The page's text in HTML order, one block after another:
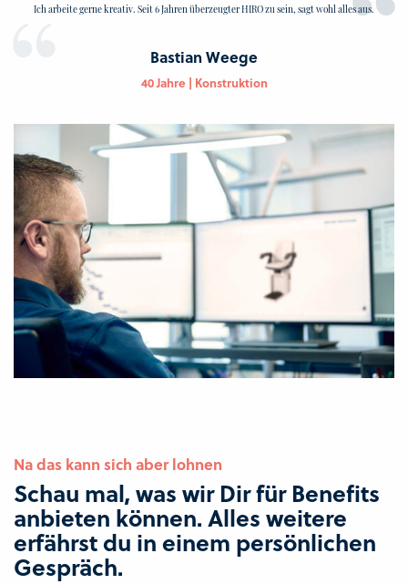
Ich arbeite gerne kreativ. Seit 6 Jahren überzeugter HIRO zu sein, sagt wohl alles aus.
Bastian Weege
40 Jahre | Konstruktion
Na das kann sich aber lohnen
Schau mal, was wir Dir für Benefits
anbieten können. Alles weitere
erfährst du in einem persönlichen
Gespräch.